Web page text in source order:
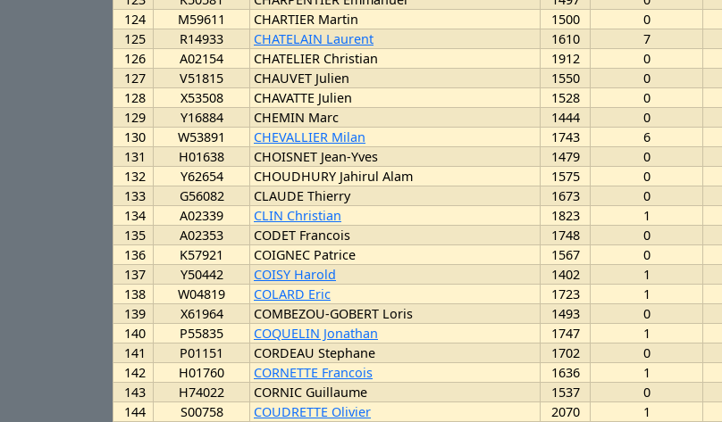
124
M59611 CHARTIER Martin 1500 0
125
R14933 CHATELAIN Laurent 1610 7
126
A02154 CHATELIER Christian 1912 0
127
V51815 CHAUVET Julien 1550 0
128
X53508 CHAVATTE Julien 1528 0
129
Y16884 CHEMIN Marc 1444 0
130
W53891 CHEVALLIER Milan 1743 6
131
H01638 CHOISNET Jean-Yves 1479 0
132
Y62654 CHOUDHURY Jahirul Alam 1575 0
133
G56082 CLAUDE Thierry 1673 0
134
A02339 CLIN Christian 1823 1
135
A02353 CODET Francois 1748 0
136
K57921 COIGNEC Patrice 1567 0
137
Y50442 COISY Harold 1402 1
138
W04819 COLARD Eric 1723 1
139
X61964 COMBEZOU-GOBERT Loris 1493 0
140
P55835 COQUELIN Jonathan 1747 1
141
P01151 CORDEAU Stephane 1702 0
142
H01760 CORNETTE Francois 1636 1
143
H74022 CORNIC Guillaume 1537 0
144
S00758 COUDRETTE Olivier 2070 1